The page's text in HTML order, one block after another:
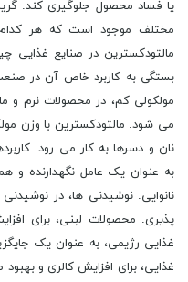
یا فساد محصول جلوگیری کند.
مختلف موجود است که هر کدام
مالتودکسترین در صنایع غذایی
بستگی به کاربرد خاص آن در
مولکولی کم، در محصولات نرم و
می شود. مالتودکسترین با وزن
نان و دسرها به کار می رود.
به عنوان یک عامل نگهدارنده و
نانوایی. نوشیدنی ها، در
پذیری. محصولات لبنی، برای
غذایی رژیمی، به عنوان یک
غذایی، برای افزایش کالری و